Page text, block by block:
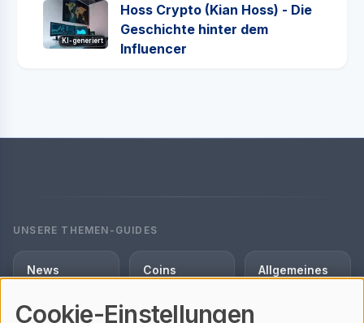
KI-generiert
Hoss Crypto (Kian Hoss) - Die
Geschichte hinter dem
Influencer
UNSERE THEMEN-GUIDES
News Coins Allgemeines
Cookie-Einstellungen